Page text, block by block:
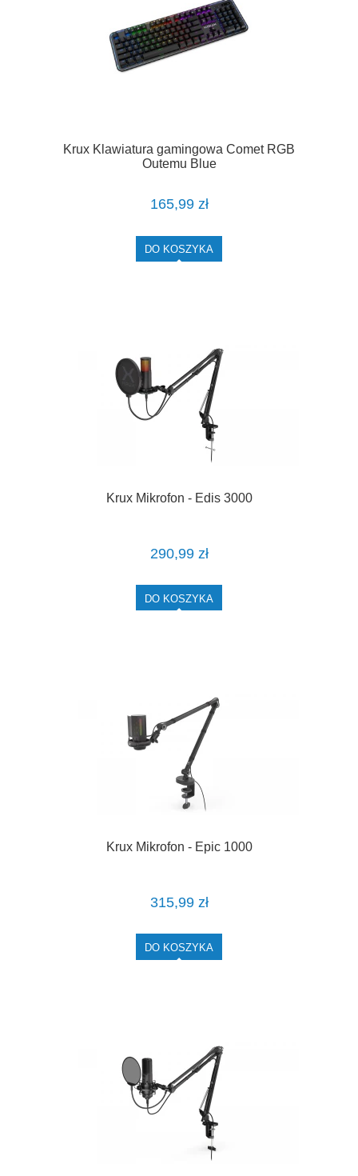
Krux Klawiatura gamingowa Comet RGB
Outemu Blue
165,99 zł
DO KOSZYKA
Krux Mikrofon - Edis 3000
290,99 zł
DO KOSZYKA
Krux Mikrofon - Epic 1000
315,99 zł
DO KOSZYKA